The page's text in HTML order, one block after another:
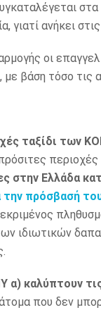
γιατί ανήκει
οι
με βάση τόσο
ταξίδι των
στην Ελλάδα
την πρόσβασή
ιδιωτικών
α) καλύπτουν
που δεν